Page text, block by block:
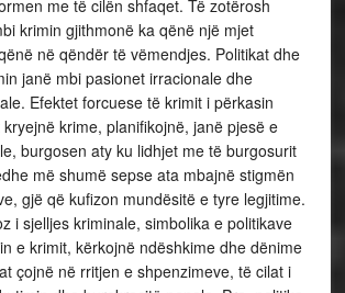
me të cilën shfaqet. Të zotërosh
krimin gjithmonë ka qënë një mjet
në qëndër të vëmendjes. Politikat dhe
janë mbi pasionet irracionale dhe
Efektet forcuese të krimit i përkasin
krime, planifikojnë, janë pjesë e
burgosen aty ku lidhjet me të burgosurit
më shumë sepse ata mbajnë stigmën
gjë që kufizon mundësitë e tyre legjitime.
i sjelljes kriminale, simbolika e politikave
e krimit, kërkojnë ndëshkime dhe dënime
çojnë në rritjen e shpenzimeve, të cilat i